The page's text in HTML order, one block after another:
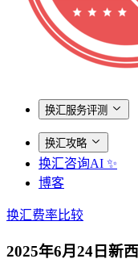
换汇服务评测
换汇攻略
换汇咨询AI ✨
博客
换汇费率比较
2025年6月24日新